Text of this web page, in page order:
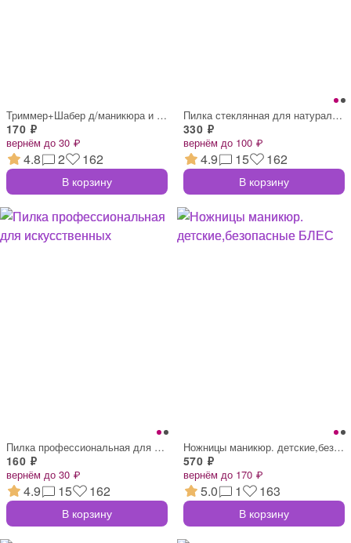
Триммер+Шабер д/маникюра и педикюра, дл.
170 ₽
вернём до 30 ₽
4.8 2 162
В корзину
Пилка стеклянная для натуральных ногтей
330 ₽
вернём до 100 ₽
4.9 15 162
В корзину
Пилка профессиональная для искусственных
160 ₽
вернём до 30 ₽
4.9 15 162
В корзину
Ножницы маникюр. детские,безопасные БЛЕС
570 ₽
вернём до 170 ₽
5.0 1 163
В корзину